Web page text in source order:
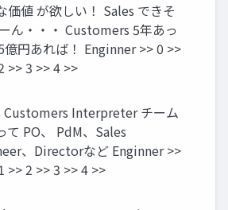
価値 が欲しい！ Sales できそ
ん・・・ Customers 5年あっ
億円あれば！ Enginner >> 0 >>
>> 3 >> 4 >>
Customers Interpreter チーム
て PO、 PdM、Sales
、Directorなど Enginner >>
>> 2 >> 3 >> 4 >>